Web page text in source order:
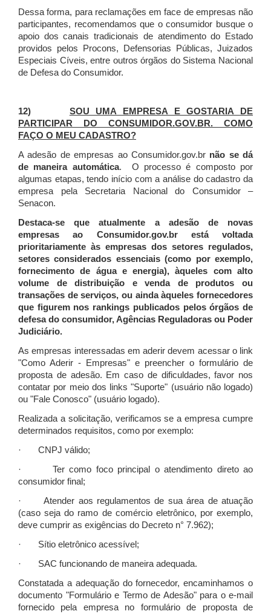
Dessa forma, para reclamações em face de empresas não
participantes, recomendamos que o consumidor busque o
apoio dos canais tradicionais de atendimento do Estado
providos pelos Procons, Defensorias Públicas, Juizados
Especiais Cíveis, entre outros órgãos do Sistema Nacional
de Defesa do Consumidor.
12) SOU UMA EMPRESA E GOSTARIA DE
PARTICIPAR DO CONSUMIDOR.GOV.BR. COMO
FAÇO O MEU CADASTRO?
A adesão de empresas ao Consumidor.gov.br não se dá
de maneira automática. O processo é composto por
algumas etapas, tendo início com a análise do cadastro da
empresa pela Secretaria Nacional do Consumidor –
Senacon.
Destaca-se que atualmente a adesão de novas
empresas ao Consumidor.gov.br está voltada
prioritariamente às empresas dos setores regulados,
setores considerados essenciais (como por exemplo,
fornecimento de água e energia), àqueles com alto
volume de distribuição e venda de produtos ou
transações de serviços, ou ainda àqueles fornecedores
que figurem nos rankings publicados pelos órgãos de
defesa do consumidor, Agências Reguladoras ou Poder
Judiciário.
As empresas interessadas em aderir devem acessar o link
"Como Aderir - Empresas" e preencher o formulário de
proposta de adesão. Em caso de dificuldades, favor nos
contatar por meio dos links "Suporte" (usuário não logado)
ou "Fale Conosco" (usuário logado).
Realizada a solicitação, verificamos se a empresa cumpre
determinados requisitos, como por exemplo:
· CNPJ válido;
· Ter como foco principal o atendimento direto ao
consumidor final;
· Atender aos regulamentos de sua área de atuação
(caso seja do ramo de comércio eletrônico, por exemplo,
deve cumprir as exigências do Decreto n° 7.962);
· Sítio eletrônico acessível;
· SAC funcionando de maneira adequada.
Constatada a adequação do fornecedor, encaminhamos o
documento "Formulário e Termo de Adesão" para o e-mail
fornecido pela empresa no formulário de proposta de